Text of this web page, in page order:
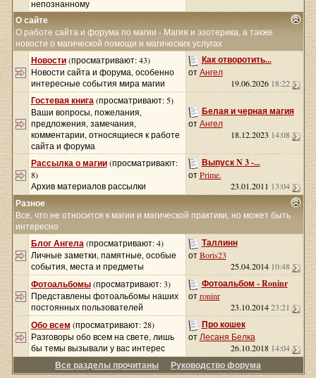
непознанному
О сайте
О работе сайта и форума по магии - Магия и эзотерика, а также
новости о магической помощи и магических услугах
Новости (просматривают: 43)
Новости сайта и форума, особенно
интересные события мира магии
Как отворотить...
отАнгел
19.06.2026 18:22
Гостевая книга (просматривают: 5)
Ваши вопросы, пожелания,
предложения, замечания,
комментарии, относящиеся к работе
сайта и форума
Белая и черная магия
отАнгел
18.12.2023 14:08
Рассылка о магии (просматривают:
8)
Архив материалов рассылки
Выпуск N 3 -...
отPrime.
23.01.2011 13:04
Разное
Все, что не относится к магии и магической практики, но может быть
интересно
Блог Ангела (просматривают: 4)
Личные заметки, памятные, особые
события, места и предметы
Таллинн
отBoris23
25.04.2014 10:48
Фотоальбомы (просматривают: 3)
Представлены фотоальбомы наших
постоянных пользователей
Фотоальбом - Roninr
отroninr
23.10.201423:21
Обо всем (просматривают: 28)
Разговоры обо всем на свете, лишь
бы темы вызывали у вас интерес
Про кошек
отЛесаня Белка
26.10.2018 14:04
Все разделы прочитаны Руководство форума